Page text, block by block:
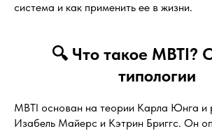
система и как применить ее в жизни.
🔍 Что такое MBTI?
типологии
MBTI основан на теории Карла Юнга и
Изабель Майерс и Кэтрин Бриггс. Он